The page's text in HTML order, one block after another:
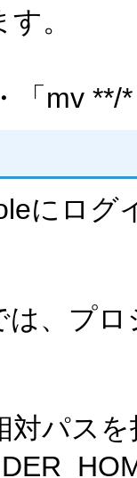
。
「mv
にログ
は、プ
対パス